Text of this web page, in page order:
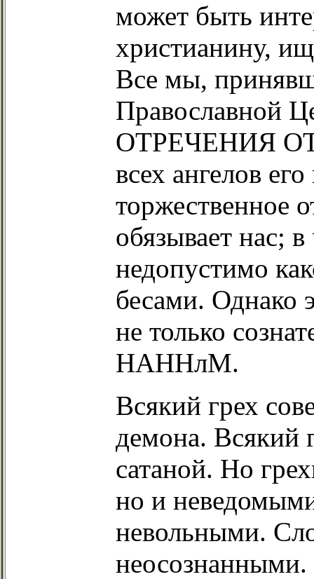
может быть
христианину,
Все мы,
Православной
ОТРЕЧЕНИЯ ОТ
всех ангелов
торжественное
обязывает нас;
недопустимо
бесами. Однако
не только
НАННлМ.
Всякий грех
демона. Всякий
сатаной. Но
но и
невольными.
неосознанными.